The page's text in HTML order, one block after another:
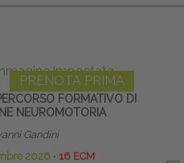
PRENOTA PRIMA
FORMATIVO DI
NEUROMOTORIA
Gandini
2026 ∙ 16 ECM